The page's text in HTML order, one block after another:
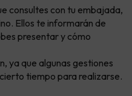
consultes con tu embajada,
Ellos te informarán de
presentar y cómo
ya que algunas gestiones
tiempo para realizarse.